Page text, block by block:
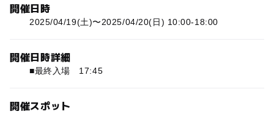
開催日時
2025/04/19(土)〜2025/04/20(日) 10:00-18:00
開催日時詳細
■最終入場 17:45
開催スポット